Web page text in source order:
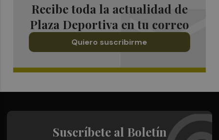
Recibe toda la actualidad de
Plaza Deportiva en tu correo
Quiero suscribirme
Suscríbete al Boletín